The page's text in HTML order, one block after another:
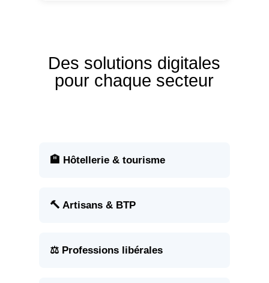
Des solutions digitales
pour chaque secteur
🏨 Hôtellerie & tourisme
🔨 Artisans & BTP
⚖️ Professions libérales